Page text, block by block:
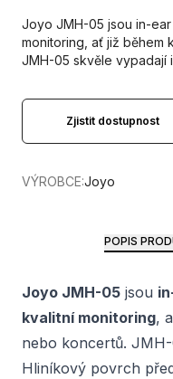
Joyo JMH-05 jsou in-
monitoring, ať již během
JMH-05 skvěle vypadají
Zjistit dostupnost
VÝROBCE:Joyo
POPIS
Joyo JMH-05 jsou
kvalitní monitoring,
nebo koncertů.
Hliníkový povrch